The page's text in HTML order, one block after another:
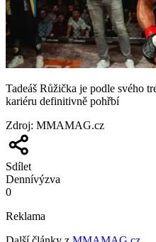
Tadeáš Růžička je podle svého
kariéru definitivně pohřbí
Zdroj: MMAMAG.cz
Sdílet
Dennívýzva
0
Reklama